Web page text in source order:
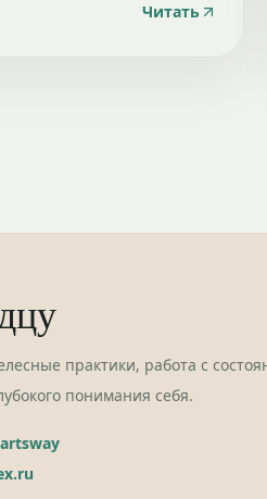
Читать
практики, работа с
понимания себя.